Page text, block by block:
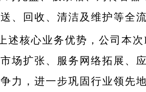
、回收、清洁及维护等全
述核心业务优势，公司本
场扩张、服务网络拓展、
力，进一步巩固行业领先